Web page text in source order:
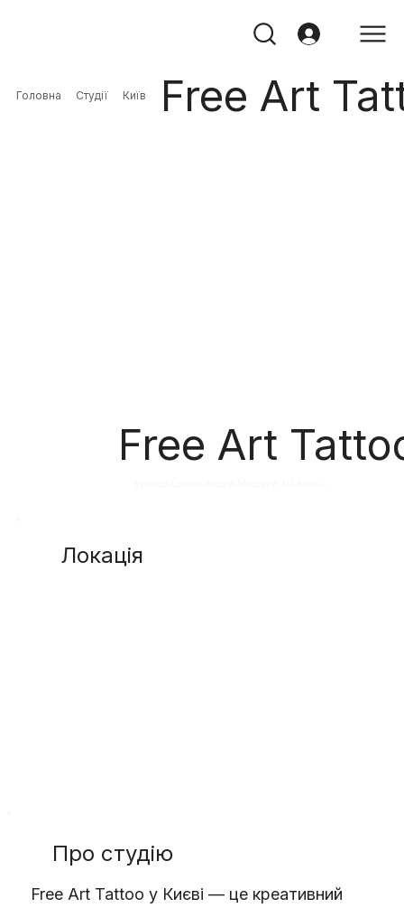
Головна Студії Київ Free Art
Free Art
Локація
Про студію
Free Art Tattoo у Києві — це креативний